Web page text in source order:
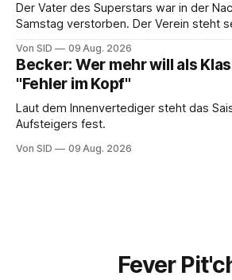
Der Vater des Superstars war in der
Samstag verstorben. Der Verein steht
Von SID 09 Aug. 2026
Becker: Wer mehr will als
"Fehler im Kopf"
Laut dem Innenvertediger steht das
Aufsteigers fest.
Von SID 09 Aug. 2026
Fever